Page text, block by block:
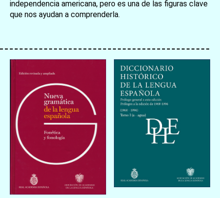
independencia americana, pero es una de las figuras clave
que nos ayudan a comprenderla.